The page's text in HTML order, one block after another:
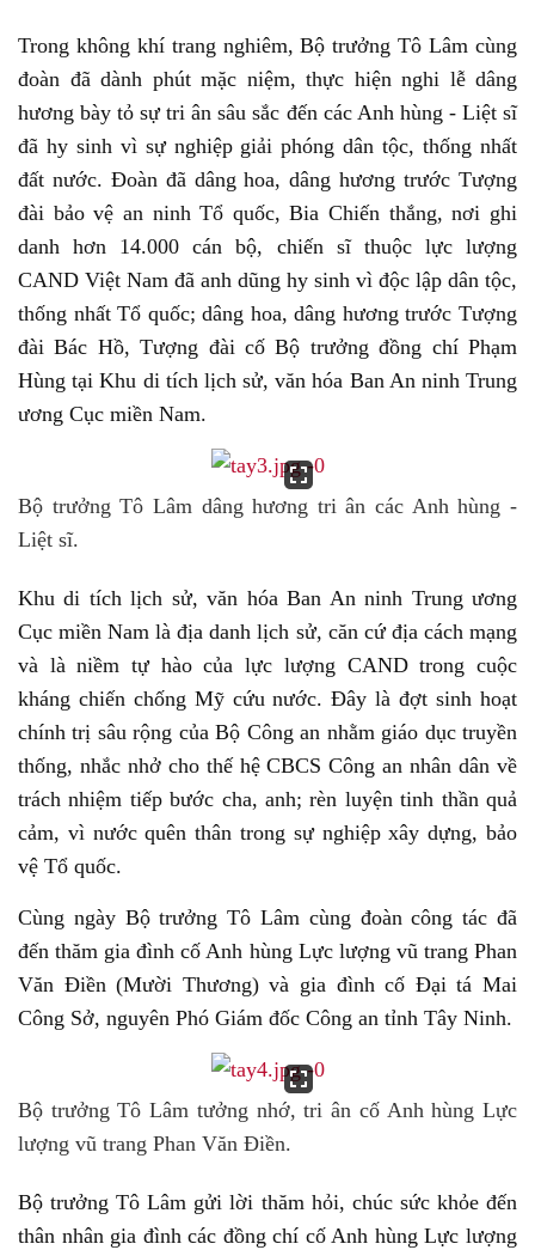
Trong không khí trang nghiêm, Bộ trưởng Tô Lâm cùng
đoàn đã dành phút mặc niệm, thực hiện nghi lễ dâng
hương bày tỏ sự tri ân sâu sắc đến các Anh hùng - Liệt sĩ
đã hy sinh vì sự nghiệp giải phóng dân tộc, thống nhất
đất nước. Đoàn đã dâng hoa, dâng hương trước Tượng
đài bảo vệ an ninh Tổ quốc, Bia Chiến thắng, nơi ghi
danh hơn 14.000 cán bộ, chiến sĩ thuộc lực lượng
CAND Việt Nam đã anh dũng hy sinh vì độc lập dân tộc,
thống nhất Tổ quốc; dâng hoa, dâng hương trước Tượng
đài Bác Hồ, Tượng đài cố Bộ trưởng đồng chí Phạm
Hùng tại Khu di tích lịch sử, văn hóa Ban An ninh Trung
ương Cục miền Nam.
Bộ trưởng Tô Lâm dâng hương tri ân các Anh hùng -
Liệt sĩ.
Khu di tích lịch sử, văn hóa Ban An ninh Trung ương
Cục miền Nam là địa danh lịch sử, căn cứ địa cách mạng
và là niềm tự hào của lực lượng CAND trong cuộc
kháng chiến chống Mỹ cứu nước. Đây là đợt sinh hoạt
chính trị sâu rộng của Bộ Công an nhằm giáo dục truyền
thống, nhắc nhở cho thế hệ CBCS Công an nhân dân về
trách nhiệm tiếp bước cha, anh; rèn luyện tinh thần quả
cảm, vì nước quên thân trong sự nghiệp xây dựng, bảo
vệ Tổ quốc.
Cùng ngày Bộ trưởng Tô Lâm cùng đoàn công tác đã
đến thăm gia đình cố Anh hùng Lực lượng vũ trang Phan
Văn Điền (Mười Thương) và gia đình cố Đại tá Mai
Công Sở, nguyên Phó Giám đốc Công an tỉnh Tây Ninh.
Bộ trưởng Tô Lâm tưởng nhớ, tri ân cố Anh hùng Lực
lượng vũ trang Phan Văn Điền.
Bộ trưởng Tô Lâm gửi lời thăm hỏi, chúc sức khỏe đến
thân nhân gia đình các đồng chí cố Anh hùng Lực lượng